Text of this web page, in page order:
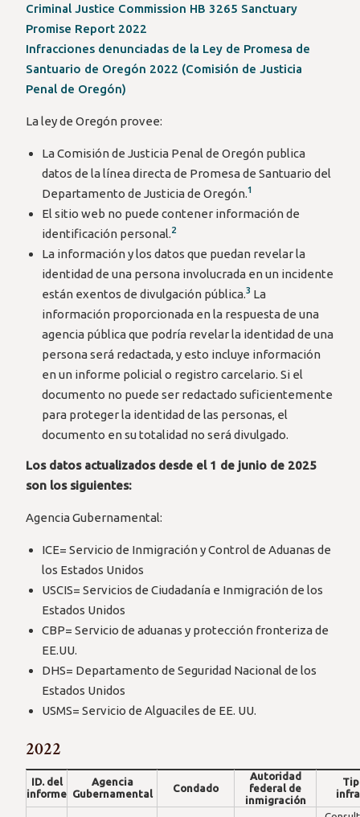
a
new
tab/window)
Criminal Justice Commission HB 3265 Sanctuary
Promise Report 2022
in
a
Infracciones denunciadas de la Ley de Promesa de
Santuario de Oregón 2022 (Comisión de Justicia
Penal de Oregón)
La ley de Oregón provee:
La Comisión de Justicia Penal de Oregón publica
datos de la línea directa de Promesa de Santuario del
Departamento de Justicia de Oregón.1
El sitio web no puede contener información de
identificación personal.2
La información y los datos que puedan revelar la
identidad de una persona involucrada en un incidente
están exentos de divulgación pública.3 La
información proporcionada en la respuesta de una
agencia pública que podría revelar la identidad de una
persona será redactada, y esto incluye información
en un informe policial o registro carcelario. Si el
documento no puede ser redactado suficientemente
para proteger la identidad de las personas, el
documento en su totalidad no será divulgado.
Los datos actualizados desde el 1 de junio de 2025
son los siguientes:
Agencia Gubernamental:
ICE= Servicio de Inmigración y Control de Aduanas de
los Estados Unidos
USCIS= Servicios de Ciudadanía e Inmigración de los
Estados Unidos
CBP= Servicio de aduanas y protección fronteriza de
EE.UU.
DHS= Departamento de Seguridad Nacional de los
Estados Unidos
USMS= Servicio de Alguaciles de EE. UU.
2022
ID. del
informe
Agencia
Gubernamental
Condado
Autoridad
federal de
inmigración